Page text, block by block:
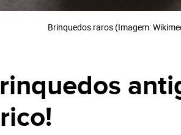
Brinquedos raros (Imagem: